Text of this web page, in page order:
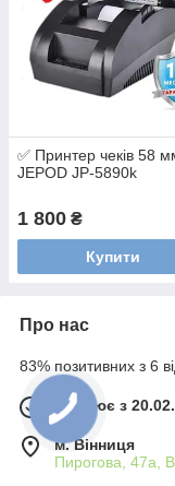
✅ Принтер чеків 58
JEPOD JP-5890k
1 800 ₴
Купити
Про нас
83% позитивних з 6
Працює з
м. Вінниця
Пирогова, 47а,